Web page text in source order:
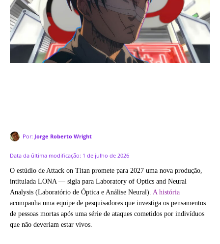
Por: Jorge Roberto Wright
Data da última modificação: 1 de julho de 2026
O estúdio de Attack on Titan promete para 2027 uma nova produção,
intitulada LONA — sigla para Laboratory of Optics and Neural
Analysis (Laboratório de Óptica e Análise Neural). A história
acompanha uma equipe de pesquisadores que investiga os pensamentos
de pessoas mortas após uma série de ataques cometidos por indivíduos
que não deveriam estar vivos.